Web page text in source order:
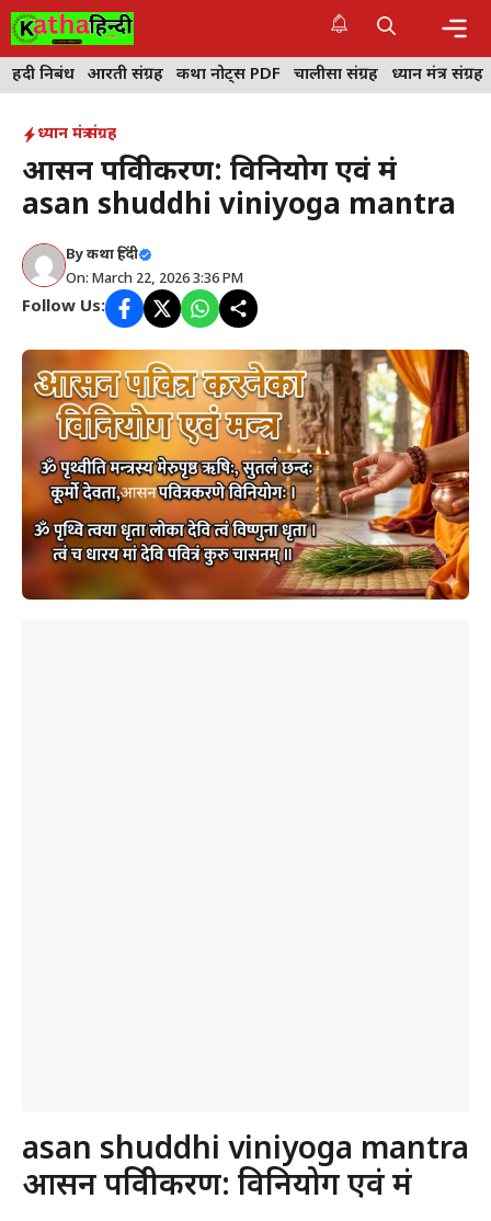
Skip
to
content
हिंदी निबंध आरती संग्रह कथा नोट्स PDF चालीसा संग्रह ध्यान मंत्र संग्रह
ध्यान मंत्र संग्रह
आसन पवित्रीकरण: विनियोग एवं मंत्र
asan shuddhi viniyoga mantra
Byकथा हिंदी
On: March 22, 2026 3:36 PM
Follow Us:
asan shuddhi viniyoga mantra
आसन पवित्रीकरण: विनियोग एवं मंत्र